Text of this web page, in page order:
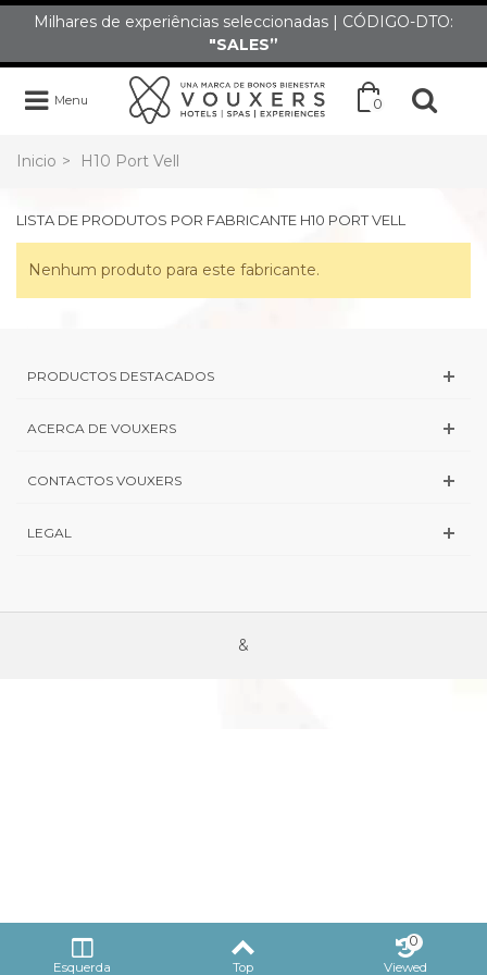
Milhares de experiências seleccionadas | CÓDIGO-DTO:
"SALES”
Menu 0
Inicio > H10 Port Vell
LISTA DE PRODUTOS POR FABRICANTE H10 PORT VELL
Nenhum produto para este fabricante.
PRODUCTOS DESTACADOS
ACERCA DE VOUXERS
CONTACTOS VOUXERS
LEGAL
&
Esquerda Top Viewed
0